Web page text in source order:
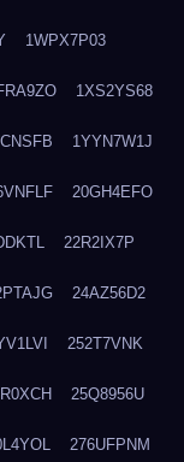
1WPX7P03
1XS2YS68
1YYN7W1J
20GH4EFO
22R2IX7P
24AZ56D2
252T7VNK
25Q8956U
276UFPNM